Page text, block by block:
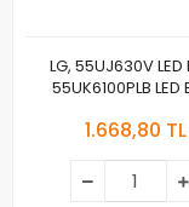
LG, 55UJ630V LED
55UK6100PLB LED
55LJ55_FHD_A,
55LJ55_FHD_B, LED
1.668,80 TL